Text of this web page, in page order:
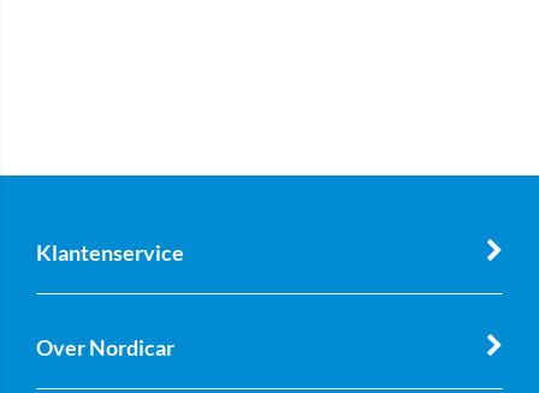
Klantenservice
Over Nordicar